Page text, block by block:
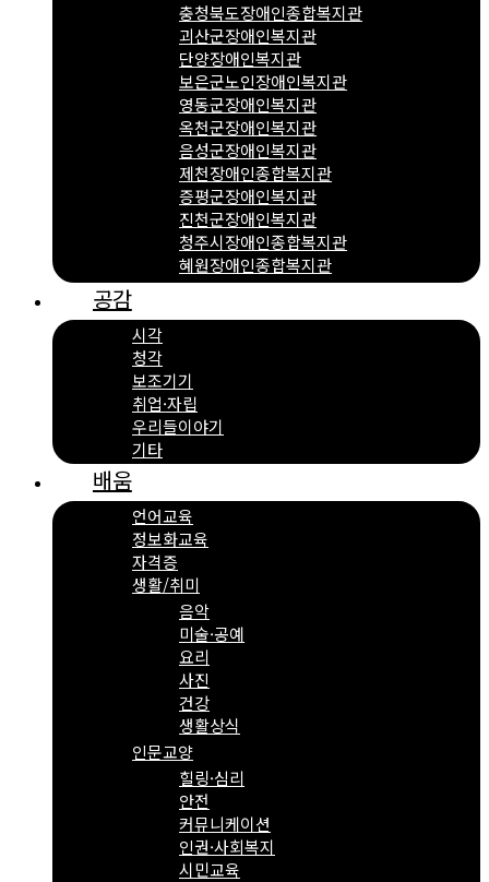
충청북도장애인종합복지관
괴산군장애인복지관
단양장애인복지관
보은군노인장애인복지관
영동군장애인복지관
옥천군장애인복지관
음성군장애인복지관
제천장애인종합복지관
증평군장애인복지관
진천군장애인복지관
청주시장애인종합복지관
혜원장애인종합복지관
공감
시각
청각
보조기기
취업·자립
우리들이야기
기타
배움
언어교육
정보화교육
자격증
생활/취미
음악
미술·공예
요리
사진
건강
생활상식
인문교양
힐링·심리
안전
커뮤니케이션
인권·사회복지
시민교육